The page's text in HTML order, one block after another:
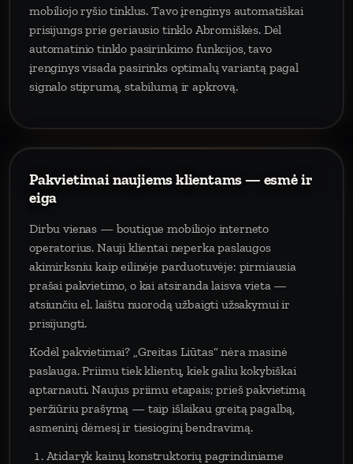
mobiliojo ryšio tinklus. Tavo įrenginys automatiškai
prisijungs prie geriausio tinklo Abromiškės. Dėl
automatinio tinklo pasirinkimo funkcijos, tavo
įrenginys visada pasirinks optimalų variantą pagal
signalo stiprumą, stabilumą ir apkrovą.
Pakvietimai naujiems klientams — esmė ir
eiga
Dirbu vienas — boutique mobiliojo interneto
operatorius. Nauji klientai neperka paslaugos
akimirksniu kaip eilinėje parduotuvėje: pirmiausia
prašai pakvietimo, o kai atsiranda laisva vieta —
atsiunčiu el. laištu nuorodą užbaigti užsakymui ir
prisijungti.
Kodėl pakvietimai? „Greitas Liūtas“ nėra masinė
paslauga. Priimu tiek klientų, kiek galiu kokybiškai
aptarnauti. Naujus priimu etapais; prieš pakvietimą
peržiūriu prašymą — taip išlaikau greitą pagalbą,
asmeninį dėmesį ir tiesioginį bendravimą.
Atidaryk kainų konstruktorių pagrindiniame